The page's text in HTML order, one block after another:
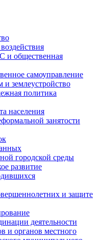
и общественная
самоуправление
землеустройство
политика
населения
занятости
городской среды
развитие
и защите
деятельности
и органов местного